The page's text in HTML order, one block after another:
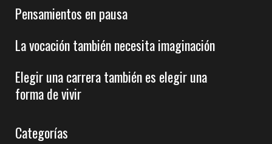
Pensamientos en pausa
La vocación también necesita imaginación
Elegir una carrera también es elegir una
forma de vivir
Categorías